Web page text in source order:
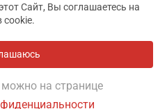
Сайт, Вы соглашаетесь на
cookie.
на странице